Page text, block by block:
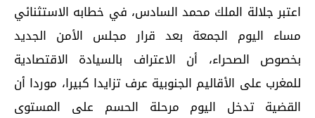
اعتبر جلالة الملك محمد السادس، في خطابه الاستثنائي
مساء اليوم الجمعة بعد قرار مجلس الأمن الجديد
بخصوص الصحراء، أن الاعتراف بالسيادة الاقتصادية
للمغرب على الأقاليم الجنوبية عرف تزايدا كبيرا، موردا أن
القضية تدخل اليوم مرحلة الحسم على المستوى